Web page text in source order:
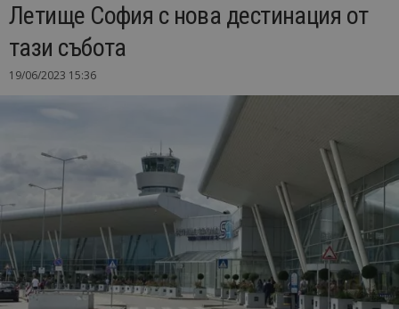
Летище София с нова дестинация от
тази събота
19/06/2023 15:36